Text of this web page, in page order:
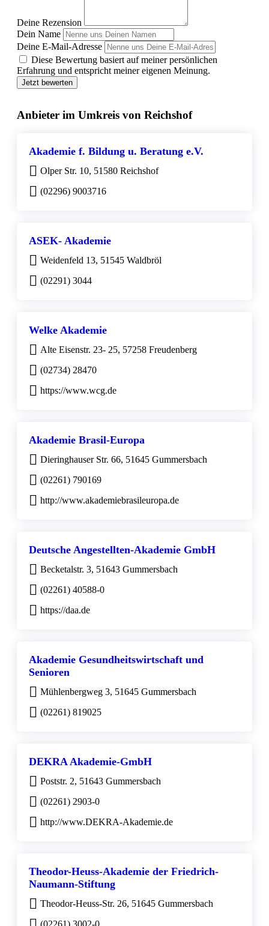
Deine Rezension
Dein Name
Deine E-Mail-Adresse
Diese Bewertung basiert auf meiner persönlichen
Erfahrung und entspricht meiner eigenen Meinung.
Jetzt bewerten
Anbieter im Umkreis von Reichshof
Akademie f. Bildung u. Beratung e.V.
Olper Str. 10, 51580 Reichshof
(02296) 9003716
ASEK- Akademie
Weidenfeld 13, 51545 Waldbröl
(02291) 3044
Welke Akademie
Alte Eisenstr. 23- 25, 57258 Freudenberg
(02734) 28470
https://www.wcg.de
Akademie Brasil-Europa
Dieringhauser Str. 66, 51645 Gummersbach
(02261) 790169
http://www.akademiebrasileuropa.de
Deutsche Angestellten-Akademie GmbH
Becketalstr. 3, 51643 Gummersbach
(02261) 40588-0
https://daa.de
Akademie Gesundheitswirtschaft und
Senioren
Mühlenbergweg 3, 51645 Gummersbach
(02261) 819025
DEKRA Akademie-GmbH
Poststr. 2, 51643 Gummersbach
(02261) 2903-0
http://www.DEKRA-Akademie.de
Theodor-Heuss-Akademie der Friedrich-
Naumann-Stiftung
Theodor-Heuss-Str. 26, 51645 Gummersbach
(02261) 3002-0